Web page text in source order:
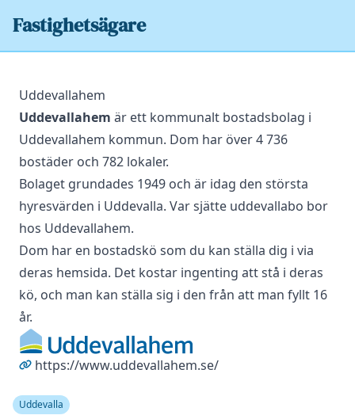
Fastighetsägare
Uddevallahem
Uddevallahem är ett kommunalt bostadsbolag i
Uddevallahem kommun. Dom har över 4 736
bostäder och 782 lokaler.
Bolaget grundades 1949 och är idag den största
hyresvärden i Uddevalla. Var sjätte uddevallabo bor
hos Uddevallahem.
Dom har en bostadskö som du kan ställa dig i via
deras hemsida. Det kostar ingenting att stå i deras
kö, och man kan ställa sig i den från att man fyllt 16
år.
https://www.uddevallahem.se/
Uddevalla